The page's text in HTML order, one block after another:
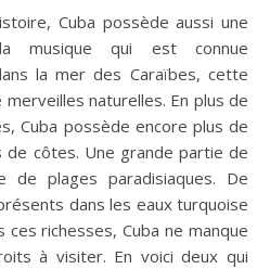
musique qui est connue
la mer des Caraïbes, cette
naturelles. En plus de
Cuba possède encore plus de
de côtes. Une grande partie de
plages paradisiaques. De
dans les eaux turquoise
richesses, Cuba ne manque
à visiter. En voici deux qui